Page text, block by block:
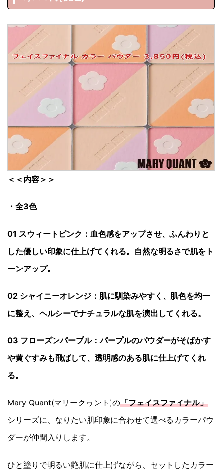
＜＜内容＞＞
・全3色
01 スウィートピンク： 血色感をアップさせ、ふんわりと
した優しい印象に仕上げてくれる。自然な明るさで肌をト
ーンアップ。
02 シャイニーオレンジ： 肌に馴染みやすく、肌色を均一
に整え、ヘルシーでナチュラルな肌を演出してくれる。
03 フローズンパープル：パープルのパウダーがそばかす
や黄ぐすみも飛ばして、透明感のある肌に仕上げてくれ
る。
Mary Quant(マリークヮント)の「フェイスファイナル」
シリーズに、なりたい肌印象に合わせて選べるカラーパウ
ダーが仲間入りします。
ひと塗りで明るい艶肌に仕上げながら、セットしたカラー